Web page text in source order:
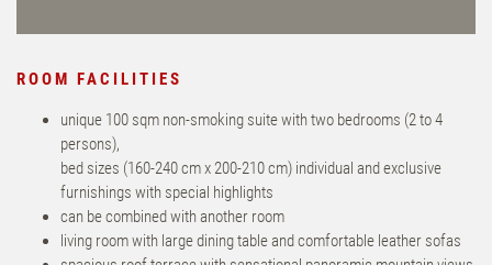
ROOM FACILITIES
unique 100 sqm non-smoking suite with two bedrooms (2 to 4
persons),
bed sizes (160-240 cm x 200-210 cm) individual and exclusive
furnishings with special highlights
can be combined with another room
living room with large dining table and comfortable leather sofas